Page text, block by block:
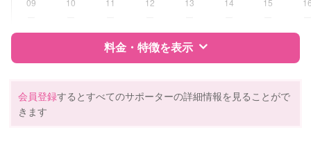
子育て経験
障がい児対応
09
10 11 12 13 14 15
料金・特徴を表示
会員登録するとすべてのサポーターの詳細情報を見ることがで
きます